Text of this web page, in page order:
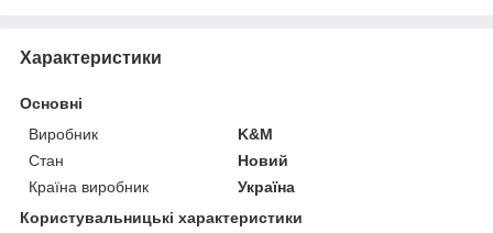
Характеристики
Основні
Виробник
K&M
Стан
Новий
Країна виробник
Україна
Користувальницькі характеристики